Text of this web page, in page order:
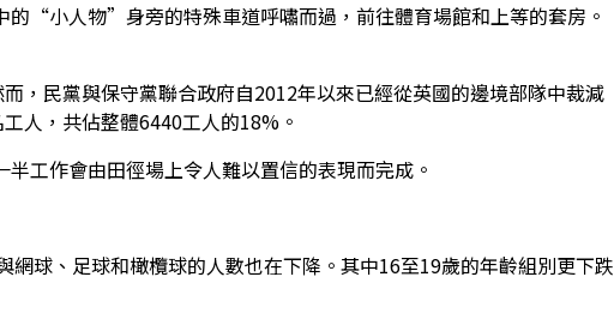
“小人物”身旁的特殊車道呼嘯而過，前往體育場館和上等的套房。
，民黨與保守黨聯合政府自2012年以來已經從英國的邊境部隊中裁減
人，共佔整體6440工人的18%。
工作會由田徑場上令人難以置信的表現而完成。
球、足球和橄欖球的人數也在下降。其中16至19歲的年齡組別更下跌